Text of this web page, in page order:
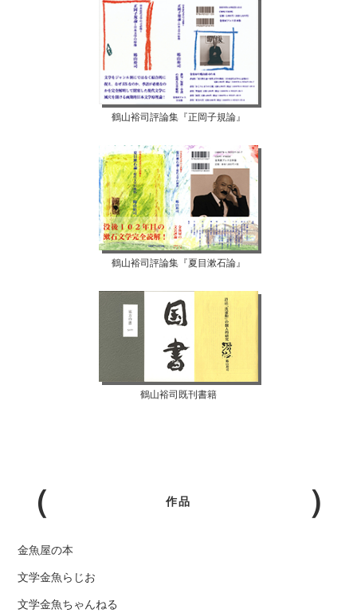
鶴山裕司評論集『正岡子規論』
鶴山裕司評論集『夏目漱石論』
鶴山裕司既刊書籍
作品
金魚屋の本
文学金魚らじお
文学金魚ちゃんねる